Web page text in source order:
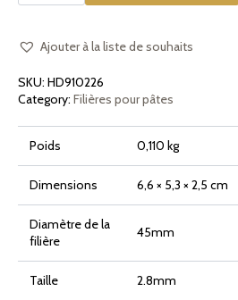
en
TrilobatiAjouter à la liste de souhaits
SKU: HD910226
Category: Filières pour pâtes
Poids 0,110 kg
Dimensions 6,6 × 5,3 × 2,5 cm
Diamètre de la
filière
45mm
Taille 2.8mm